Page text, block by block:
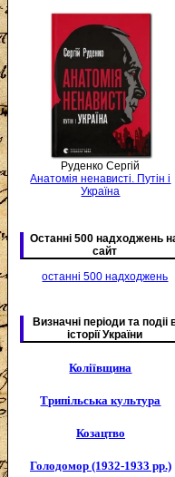
Руденко Сергій
Анатомія ненависті. Путін і
Україна
Останні 500 надходжень
сайт
останні 500 надходжень
Визначні періоди та подіі
історії України
Коліївщина
Трипільська культура
Козацтво
Голодомор (1932-1933 рр.)